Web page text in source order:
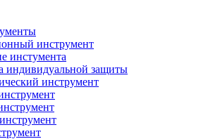
инструмент
инстумента
индивидуальной защиты
инструмент